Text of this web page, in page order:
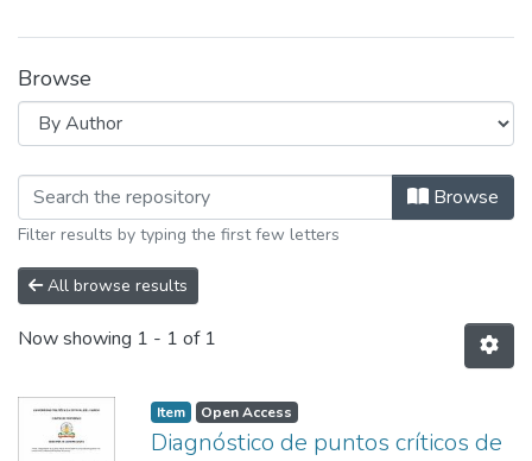
Browse
Browsing Agropecuaria. Mención
Browse
Filter results by typing the first few letters
All browse results
Now showing 1 - 1 of 1
Item Open Access
Diagnóstico de puntos críticos de